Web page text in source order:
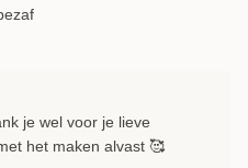
je wel voor je lieve
het maken alvast 🥰